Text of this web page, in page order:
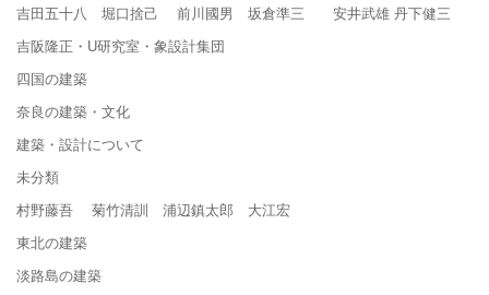
吉田五十八 堀口捨己 前川國男 坂倉準三 安井武雄 丹下健三
吉阪隆正・U研究室・象設計集団
四国の建築
奈良の建築・文化
建築・設計について
未分類
村野藤吾 菊竹清訓 浦辺鎮太郎 大江宏
東北の建築
淡路島の建築